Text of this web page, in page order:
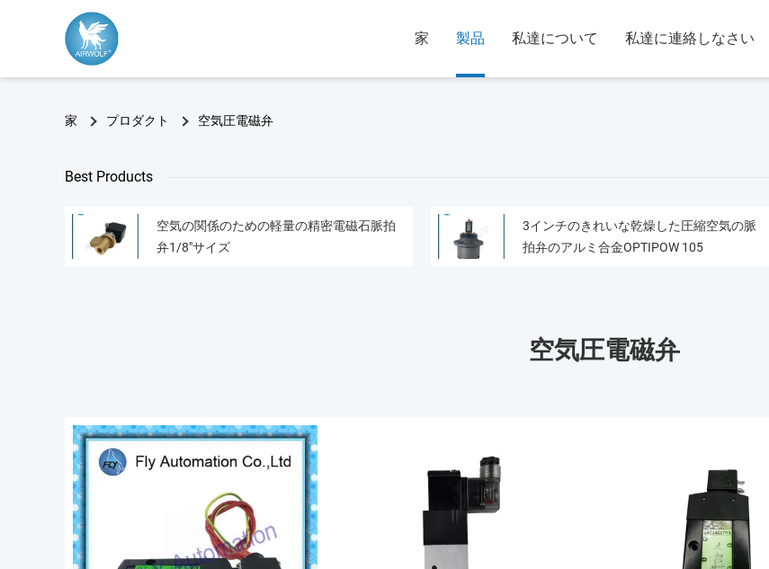
家 製品 私達について 私達に連絡しなさい
家 プロダクト 空気圧電磁弁
Best Products
空気の関係のための軽量の精密電磁石脈拍
弁1/8"サイズ
3インチのきれいな乾燥した圧縮空気の脈
拍弁のアルミ合金OPTIPOW 105
空気圧電磁弁